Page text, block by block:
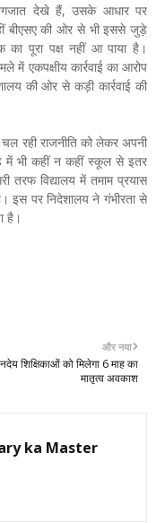
देखे हैं, उसके आधार पर
बीएसए की ओर से भी इससे जुड़े
का पूरा पक्ष नहीं आ पाया है।
में एकपक्षीय कार्रवाई का आरोप
की ओर से कड़ी कार्रवाई की
चल रही राजनीति को लेकर अपनी
में भी कहीं न कहीं स्कूल से इतर
तरफ विद्यालय में तमाम प्रयास
इस पर निदेशालय ने गंभीरता से
है।
और नया
शिक्षिकाओं को मिलेगा 6 माह का
मातृत्व अवकाश
ka Master